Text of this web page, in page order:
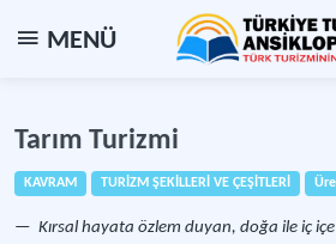
MENÜ
Tarım Turizmi
KAVRAM TURİZM ŞEKİLLERİ VE ÇEŞİTLERİ
Kırsal hayata özlem duyan, doğa ile iç